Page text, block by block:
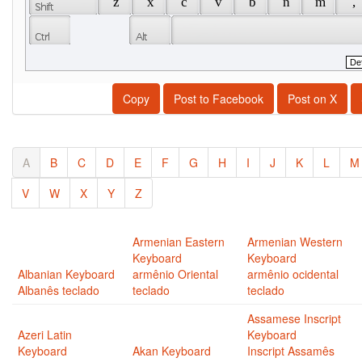
Copy Post to Facebook Post on X
A B C D E F G H I J K L
M
V
W X Y Z
Albanian Keyboard
Albanês teclado
Armenian Eastern
Keyboard
armênio Oriental
teclado
Armenian Western
Keyboard
armênio ocidental
teclado
Azeri Latin
Keyboard
Akan Keyboard
Assamese Inscript
Keyboard
Inscript Assamês